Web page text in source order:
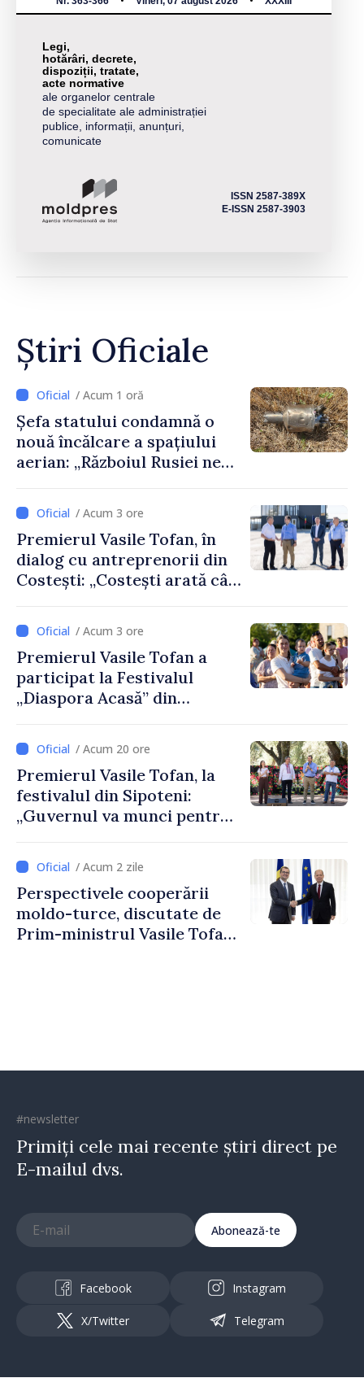
Legi,
hotărâri, decrete,
dispoziții, tratate,
acte normative
ale organelor centrale
de specialitate ale administrației
publice, informații, anunțuri,
comunicate
ISSN 2587-389X
E-ISSN 2587-3903
Știri Oficiale
/ Acum 1 oră
Șefa statului condamnă o
nouă încălcare a spațiului
aerian: „Războiul Rusiei ne
/ Acum 3 ore
Premierul Vasile Tofan, în
dialog cu antreprenorii din
Costești: „Costești arată cât
comunitate atunci când
există inițiativă, muncă și
spirit antreprenorial”
/ Acum 3 ore
Premierul Vasile Tofan a
participat la Festivalul
„Diaspora Acasă” din
/ Acum 20 ore
Premierul Vasile Tofan, la
festivalul din Sipoteni:
„Guvernul va munci pentru
comunitate și toți
moldovenii să prospere”
/ Acum 2 zile
Perspectivele cooperării
moldo-turce, discutate de
Prim-ministrul Vasile Tofan
#newsletter
Primiți cele mai recente știri direct pe
E-mailul dvs.
Abonează-te
Facebook Instagram
X/Twitter Telegram